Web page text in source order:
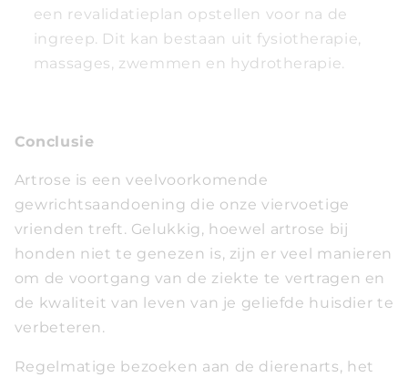
een revalidatieplan opstellen voor na de
ingreep. Dit kan bestaan uit fysiotherapie,
massages, zwemmen en hydrotherapie.
Conclusie
Artrose is een veelvoorkomende
gewrichtsaandoening die onze viervoetige
vrienden treft. Gelukkig, hoewel artrose bij
honden niet te genezen is, zijn er veel manieren
om de voortgang van de ziekte te vertragen en
de kwaliteit van leven van je geliefde huisdier te
verbeteren.
Regelmatige bezoeken aan de dierenarts, het